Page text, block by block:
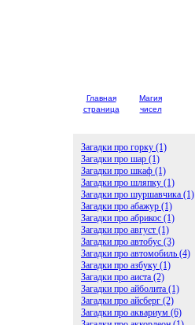
Главная
страница
Магия
чисел
Загадки про горку (1)
Загадки про шар (1)
Загадки про шкаф (1)
Загадки про шляпку (1)
Загадки про шуршавчика (1)
Загадки про абажур (1)
Загадки про абрикос (1)
Загадки про август (1)
Загадки про автобус (3)
Загадки про автомобиль (4)
Загадки про азбуку (1)
Загадки про аиста (2)
Загадки про айболита (1)
Загадки про айсберг (2)
Загадки про аквариум (6)